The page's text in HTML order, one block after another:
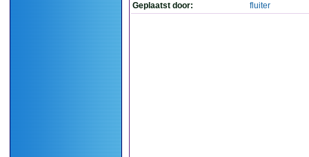
Geplaatst door: fluiter